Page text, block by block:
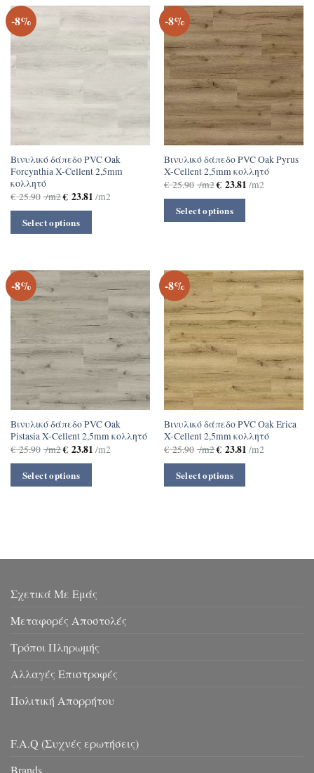
-8%
Βινυλικό δάπεδο PVC Oak
Forcynthia X-Cellent 2,5mm
κολλητό
€25.90 /m2€23.81 /m2
Select options
-8%
Βινυλικό δάπεδο PVC Oak Pyrus
X-Cellent 2,5mm κολλητό
€25.90 /m2€23.81 /m2
Select options
-8%
Βινυλικό δάπεδο PVC Oak
Pistasia X-Cellent 2,5mm κολλητό
€25.90 /m2€23.81 /m2
Select options
-8%
Βινυλικό δάπεδο PVC Oak Erica
X-Cellent 2,5mm κολλητό
€25.90 /m2€23.81 /m2
Select options
Σχετικά Με Εμάς
Μεταφορές Αποστολές
Τρόποι Πληρωμής
Αλλαγές Επιστροφές
Πολιτική Απορρήτου
F.A.Q (Συχνές ερωτήσεις)
Brands